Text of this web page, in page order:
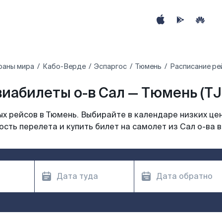
мира Кабо-Верде‎ Эспаргос Тюмень Расписание
о-в Сал — Тюмень
рейсов в Тюмень. Выбирайте в календаре низких
перелета и купить билет на самолет из Сал о-ва